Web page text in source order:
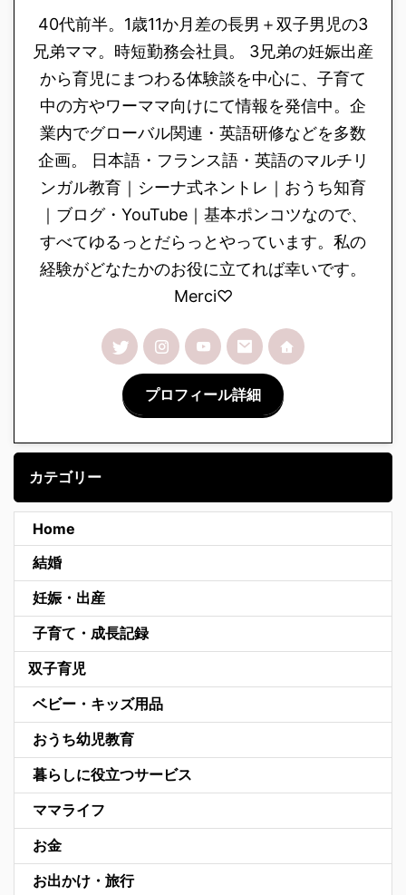
40代前半。1歳11か月差の長男＋双子男児の3
兄弟ママ。時短勤務会社員。 3兄弟の妊娠出産
から育児にまつわる体験談を中心に、子育て
中の方やワーママ向けにて情報を発信中。企
業内でグローバル関連・英語研修などを多数
企画。 日本語・フランス語・英語のマルチリ
ンガル教育｜シーナ式ネントレ｜おうち知育
｜ブログ・YouTube｜基本ポンコツなので、
すべてゆるっとだらっとやっています。私の
経験がどなたかのお役に立てれば幸いです。
Merci♡
プロフィール詳細
カテゴリー
Home
結婚
妊娠・出産
子育て・成長記録
双子育児
ベビー・キッズ用品
おうち幼児教育
暮らしに役立つサービス
ママライフ
お金
お出かけ・旅行